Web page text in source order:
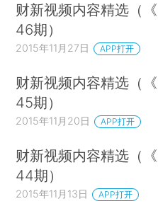
财新视频内容精选（
46期）
2015年11月27日 APP打开
财新视频内容精选（
45期）
2015年11月20日 APP打开
财新视频内容精选（
44期）
2015年11月13日 APP打开